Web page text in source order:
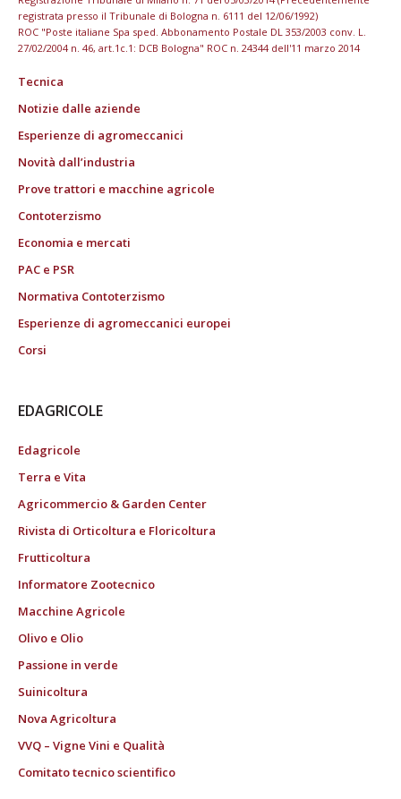
registrata presso il Tribunale di Bologna n. 6111 del 12/06/1992)
ROC "Poste italiane Spa sped. Abbonamento Postale DL 353/2003 conv. L.
27/02/2004 n. 46, art.1c.1: DCB Bologna" ROC n. 24344 dell'11 marzo 2014
Tecnica
Notizie dalle aziende
Esperienze di agromeccanici
Novità dall’industria
Prove trattori e macchine agricole
Contoterzismo
Economia e mercati
PAC e PSR
Normativa Contoterzismo
Esperienze di agromeccanici europei
Corsi
EDAGRICOLE
Edagricole
Terra e Vita
Agricommercio & Garden Center
Rivista di Orticoltura e Floricoltura
Frutticoltura
Informatore Zootecnico
Macchine Agricole
Olivo e Olio
Passione in verde
Suinicoltura
Nova Agricoltura
VVQ – Vigne Vini e Qualità
Comitato tecnico scientifico